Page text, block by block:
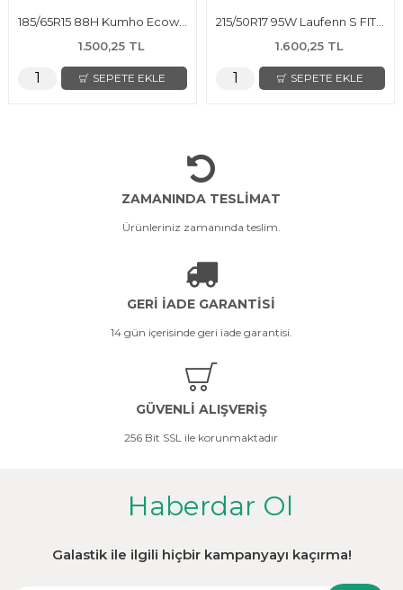
185/65R15 88H Kumho Ecowing Es01 Yaz Lastiği
1.500,25 TL
SEPETE EKLE
215/50R17 95W Laufenn S FIT EQ Yaz Lastiği
1.600,25 TL
SEPETE EKLE
ZAMANINDA TESLİMAT
Ürünleriniz zamanında teslim.
GERİ İADE GARANTİSİ
14 gün içerisinde geri iade garantisi.
GÜVENLİ ALIŞVERİŞ
256 Bit SSL ile korunmaktadır
Haberdar Ol
Galastik ile ilgili hiçbir kampanyayı kaçırma!